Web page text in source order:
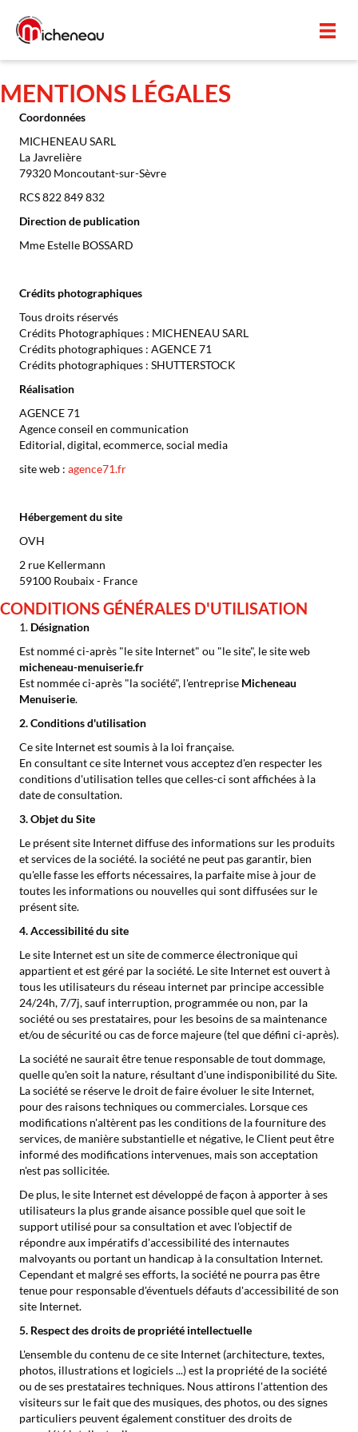
MENTIONS LÉGALES
Coordonnées
MICHENEAU SARL
La Javrelière
79320 Moncoutant-sur-Sèvre
RCS 822 849 832
Direction de publication
Mme Estelle BOSSARD
Crédits photographiques
Tous droits réservés
Crédits Photographiques : MICHENEAU SARL
Crédits photographiques : AGENCE 71
Crédits photographiques : SHUTTERSTOCK
Réalisation
AGENCE 71
Agence conseil en communication
Editorial, digital, ecommerce, social media
site web : agence71.fr
Hébergement du site
OVH
2 rue Kellermann
59100 Roubaix - France
CONDITIONS GÉNÉRALES D'UTILISATION
1. Désignation
Est nommé ci-après "le site Internet" ou "le site", le site web
micheneau-menuiserie.fr
Est nommée ci-après "la société", l'entreprise Micheneau
Menuiserie.
2. Conditions d'utilisation
Ce site Internet est soumis à la loi française.
En consultant ce site Internet vous acceptez d'en respecter les
conditions d'utilisation telles que celles-ci sont affichées à la
date de consultation.
3. Objet du Site
Le présent site Internet diffuse des informations sur les produits
et services de la société. la société ne peut pas garantir, bien
qu'elle fasse les efforts nécessaires, la parfaite mise à jour de
toutes les informations ou nouvelles qui sont diffusées sur le
présent site.
4. Accessibilité du site
Le site Internet est un site de commerce électronique qui
appartient et est géré par la société. Le site Internet est ouvert à
tous les utilisateurs du réseau internet par principe accessible
24/24h, 7/7j, sauf interruption, programmée ou non, par la
société ou ses prestataires, pour les besoins de sa maintenance
et/ou de sécurité ou cas de force majeure (tel que défini ci-après).
La société ne saurait être tenue responsable de tout dommage,
quelle qu'en soit la nature, résultant d'une indisponibilité du Site.
La société se réserve le droit de faire évoluer le site Internet,
pour des raisons techniques ou commerciales. Lorsque ces
modifications n'altèrent pas les conditions de la fourniture des
services, de manière substantielle et négative, le Client peut être
informé des modifications intervenues, mais son acceptation
n'est pas sollicitée.
De plus, le site Internet est développé de façon à apporter à ses
utilisateurs la plus grande aisance possible quel que soit le
support utilisé pour sa consultation et avec l'objectif de
répondre aux impératifs d'accessibilité des internautes
malvoyants ou portant un handicap à la consultation Internet.
Cependant et malgré ses efforts, la société ne pourra pas être
tenue pour responsable d'éventuels défauts d'accessibilité de son
site Internet.
5. Respect des droits de propriété intellectuelle
L'ensemble du contenu de ce site Internet (architecture, textes,
photos, illustrations et logiciels ...) est la propriété de la société
ou de ses prestataires techniques. Nous attirons l'attention des
visiteurs sur le fait que des musiques, des photos, ou des signes
particuliers peuvent également constituer des droits de